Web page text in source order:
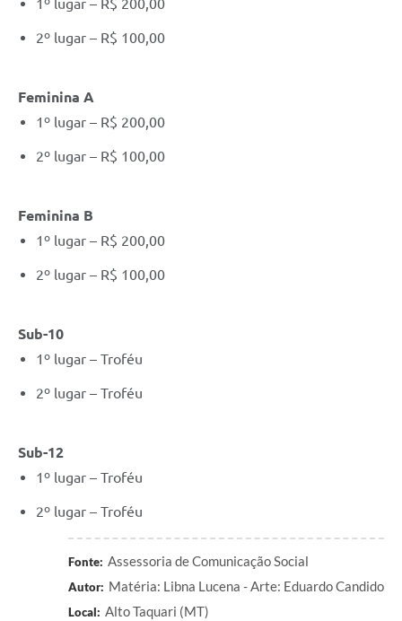
1º lugar – R$ 200,00
2º lugar – R$ 100,00
Feminina A
1º lugar – R$ 200,00
2º lugar – R$ 100,00
Feminina B
1º lugar – R$ 200,00
2º lugar – R$ 100,00
Sub-10
1º lugar – Troféu
2º lugar – Troféu
Sub-12
1º lugar – Troféu
2º lugar – Troféu
Fonte: Assessoria de Comunicação Social
Autor: Matéria: Libna Lucena - Arte: Eduardo Candido
Local: Alto Taquari (MT)